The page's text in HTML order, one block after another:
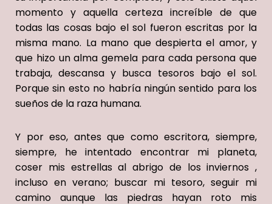
momento y aquella certeza increíble de que
todas las cosas bajo el sol fueron escritas por la
misma mano. La mano que despierta el amor, y
que hizo un alma gemela para cada persona que
trabaja, descansa y busca tesoros bajo el sol.
Porque sin esto no habría ningún sentido para los
sueños de la raza humana.
Y por eso, antes que como escritora, siempre,
siempre, he intentado encontrar mi planeta,
coser mis estrellas al abrigo de los inviernos ,
incluso en verano; buscar mi tesoro, seguir mi
camino aunque las piedras hayan roto mis